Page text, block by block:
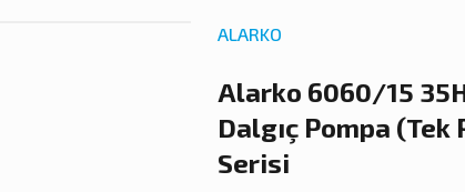
ALARKO
Alarko 6060/15
Dalgıç Pompa
Serisi